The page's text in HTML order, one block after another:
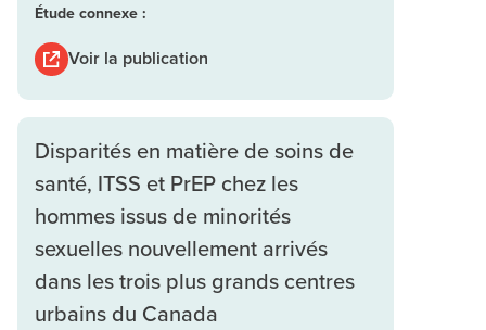
Étude connexe :
Voir la publication
Disparités en matière de soins de
santé, ITSS et PrEP chez les
hommes issus de minorités
sexuelles nouvellement arrivés
dans les trois plus grands centres
urbains du Canada